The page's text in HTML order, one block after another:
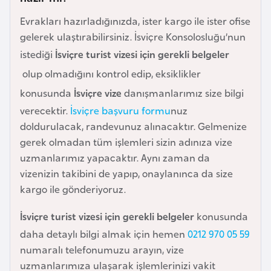
Evrakları hazırladığınızda, ister kargo ile ister ofise
gelerek ulaştırabilirsiniz. İsviçre Konsolosluğu’nun
istediği İsviçre turist vizesi için gerekli belgeler
olup olmadığını kontrol edip, eksiklikler
konusunda İsviçre vize danışmanlarımız size bilgi
verecektir. İsviçre başvuru formunuz
doldurulacak, randevunuz alınacaktır. Gelmenize
gerek olmadan tüm işlemleri sizin adınıza vize
uzmanlarımız yapacaktır. Aynı zaman da
vizenizin takibini de yapıp, onaylanınca da size
kargo ile gönderiyoruz.
İsviçre turist vizesi için gerekli belgeler konusunda
daha detaylı bilgi almak için hemen 0212 970 05 59
numaralı telefonumuzu arayın, vize
uzmanlarımıza ulaşarak işlemlerinizi vakit
i
n
B
o
s
a
H
e
r
s
e
k
B
u